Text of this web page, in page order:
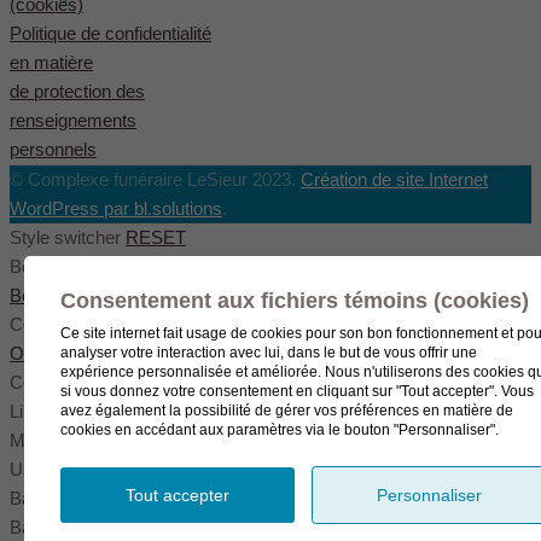
(cookies)
Politique de confidentialité
en matière
de protection des
renseignements
personnels
© Complexe funéraire LeSieur 2023. Création de site Internet
WordPress par bl.solutions.
Style switcher RESET
Body styles
Boxed
Wide Fullwide
Color scheme
Original Blue Green
Color settings
Link color
Menu color
User color
Background pattern
Background image
Consentement aux fichiers témoins (cookies)
Ce site internet fait usage de cookies pour son bon fonctionnement et
analyser votre interaction avec lui, dans le but de vous offrir une
expérience personnalisée et améliorée. Nous n'utiliserons des cookies
si vous donnez votre consentement en cliquant sur "Tout accepter". Vous
avez également la possibilité de gérer vos préférences en matière de
cookies en accédant aux paramètres via le bouton "Personnaliser".
Tout accepter Personnaliser